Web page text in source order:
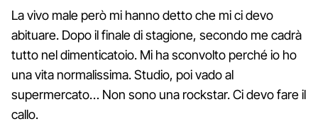
La vivo male però mi hanno detto che mi ci devo
abituare. Dopo il finale di stagione, secondo me cadrà
tutto nel dimenticatoio. Mi ha sconvolto perché io ho
una vita normalissima. Studio, poi vado al
supermercato… Non sono una rockstar. Ci devo fare il
callo.